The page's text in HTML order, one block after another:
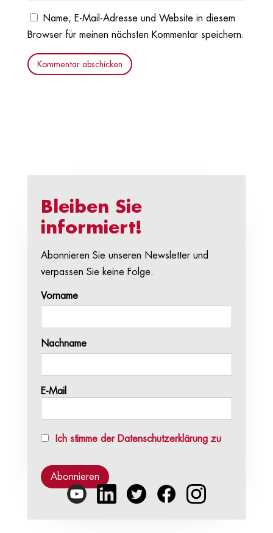
Name, E-Mail-Adresse und Website in diesem
Browser für meinen nächsten Kommentar speichern.
Kommentar abschicken
Bleiben Sie
informiert!
Abonnieren Sie unseren Newsletter und
verpassen Sie keine Folge.
Vorname
Nachname
E-Mail
Ich stimme der Datenschutzerklärung zu